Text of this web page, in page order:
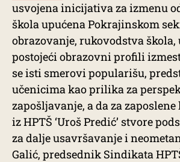
usvojena inicijativa za izmenu
škola upućena Pokrajinskom
obrazovanje, rukovodstva škola,
postojeći obrazovni profili
se isti smerovi popularišu,
učenicima kao prilika za
zapošljavanje, a da za
iz HPTŠ ‘Uroš Predić’ stvore
za dalje usavršavanje i
Galić, predsednik Sindikata